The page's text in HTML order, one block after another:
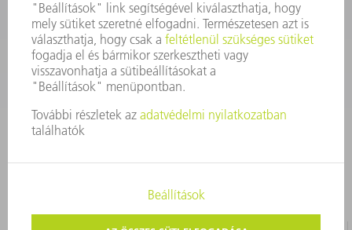
3628576035
08.00 - 16.30
alkatresz@hu.trumpf.com